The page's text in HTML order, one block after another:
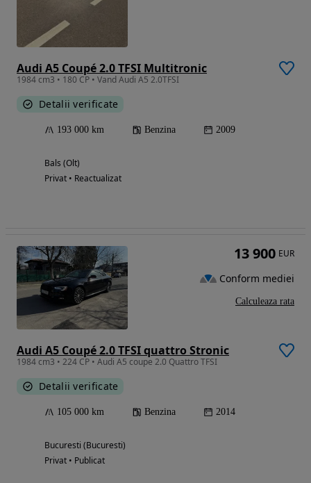
Audi A5 Coupé 2.0 TFSI Multitronic
1984 cm3 • 180 CP • Vand Audi A5 2.0TFSI
Detalii verificate
193 000 km Benzina 2009
Bals (Olt)
Privat • Reactualizat
Audi A5 Coupé 2.0 TFSI quattro Stronic
1984 cm3 • 224 CP • Audi A5 coupe 2.0 Quattro TFSI
Detalii verificate
105 000 km Benzina 2014
Bucuresti (Bucuresti)
Privat • Publicat
13 900 EUR
Conform mediei
Calculeaza rata